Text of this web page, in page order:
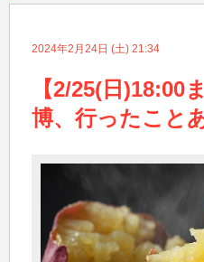
2024年2月24日 (土) 21:34
【2/25(日)18:00
博、行ったこと